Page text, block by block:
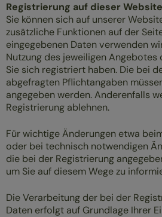
Registrierung auf dieser Website
Sie können sich auf unserer
zusätzliche Funktionen auf der
eingegebenen Daten verwenden
Nutzung des jeweiligen Angebotes
Sie sich registriert haben. Die bei
abgefragten Pflichtangaben
angegeben werden. Anderenfalls
Registrierung ablehnen.
Für wichtige Änderungen etwa
oder bei technisch notwendigen
die bei der Registrierung
um Sie auf diesem Wege zu
Die Verarbeitung der bei der
Daten erfolgt auf Grundlage Ihrer